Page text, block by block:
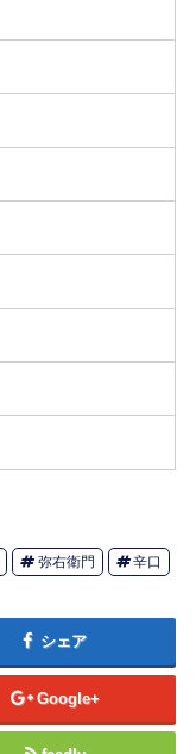
弥右衛門 辛口
シェア
Google+